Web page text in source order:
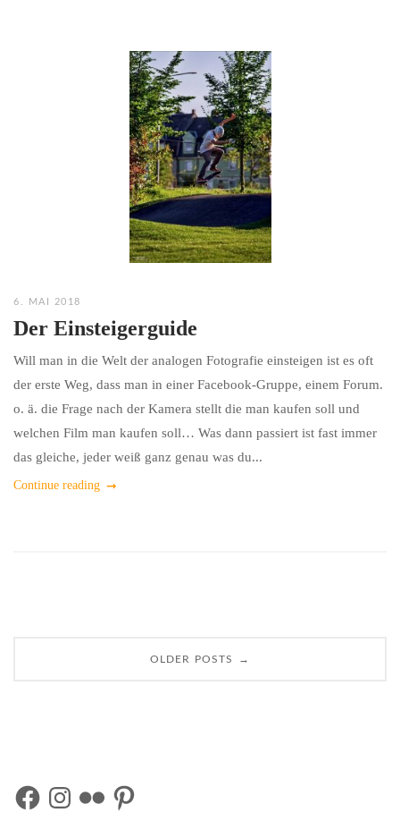
6. MAI 2018
Der Einsteigerguide
Will man in die Welt der analogen Fotografie einsteigen ist es oft
der erste Weg, dass man in einer Facebook-Gruppe, einem Forum.
o. ä. die Frage nach der Kamera stellt die man kaufen soll und
welchen Film man kaufen soll… Was dann passiert ist fast immer
das gleiche, jeder weiß ganz genau was du...
Continue reading
OLDER POSTS →
FacebookInstagram
Flickr Pinterest